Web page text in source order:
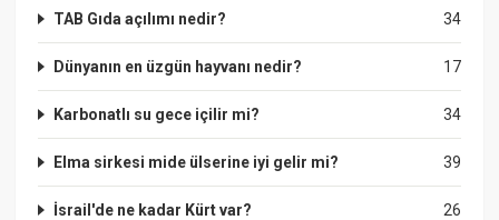
34
TAB Gıda açılımı nedir?
17
Dünyanın en üzgün hayvanı nedir?
34
Karbonatlı su gece içilir mi?
39
Elma sirkesi mide ülserine iyi gelir mi?
26
İsrail'de ne kadar Kürt var?